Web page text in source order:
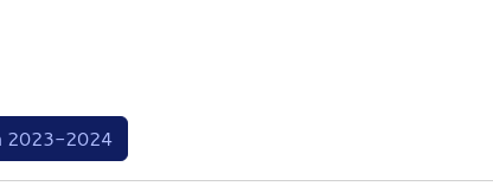
2023-2024